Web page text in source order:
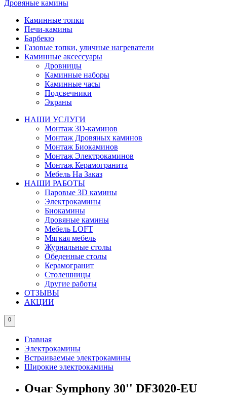
Дровяные камины
Каминные топки
Печи-камины
Барбекю
Газовые топки, уличные нагреватели
Каминные аксессуары
Дровницы
Каминные наборы
Каминные часы
Подсвечники
Экраны
НАШИ УСЛУГИ
Монтаж 3D-каминов
Монтаж Дровяных каминов
Монтаж Биокаминов
Монтаж Электрокаминов
Монтаж Керамогранита
Мебель На Заказ
НАШИ РАБОТЫ
Паровые 3D камины
Электрокамины
Биокамины
Дровяные камины
Мебель LOFT
Мягкая мебель
Журнальные столы
Обеденные столы
Керамогранит
Столешницы
Другие работы
ОТЗЫВЫ
АКЦИИ
0
Главная
Электрокамины
Встраиваемые электрокамины
Широкие электрокамины
Очаг Symphony 30'' DF3020-EU